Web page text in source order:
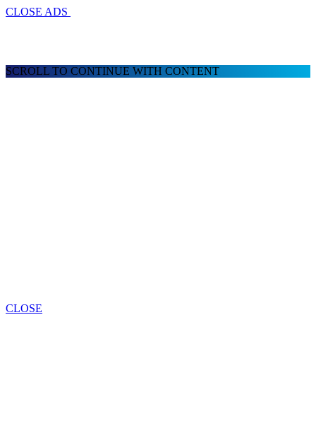
CLOSE ADS
SCROLL TO CONTINUE WITH CONTENT
CLOSE